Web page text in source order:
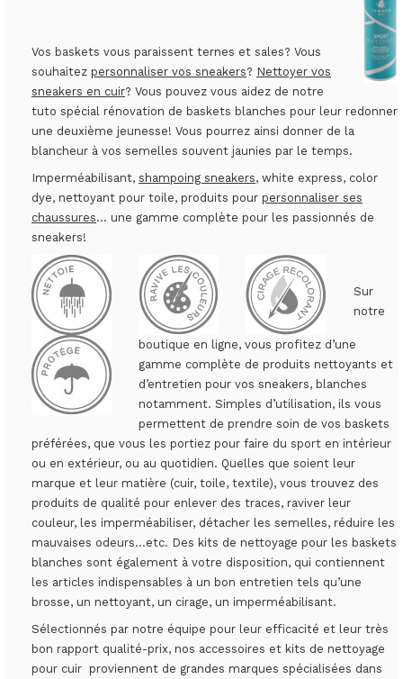
Vos baskets vous paraissent ternes et sales? Vous
souhaitez personnaliser vos sneakers? Nettoyer vos
sneakers en cuir? Vous pouvez vous aidez de notre
tuto spécial rénovation de baskets blanches pour leur redonner
une deuxième jeunesse! Vous pourrez ainsi donner de la
blancheur à vos semelles souvent jaunies par le temps.
Imperméabilisant, shampoing sneakers, white express, color
dye, nettoyant pour toile, produits pour personnaliser ses
chaussures... une gamme complète pour les passionnés de
sneakers!
Sur
notre
boutique en ligne, vous profitez d’une
gamme complète de produits nettoyants et
d’entretien pour vos sneakers, blanches
notamment. Simples d’utilisation, ils vous
permettent de prendre soin de vos baskets
préférées, que vous les portiez pour faire du sport en intérieur
ou en extérieur, ou au quotidien. Quelles que soient leur
marque et leur matière (cuir, toile, textile), vous trouvez des
produits de qualité pour enlever des traces, raviver leur
couleur, les imperméabiliser, détacher les semelles, réduire les
mauvaises odeurs…etc. Des kits de nettoyage pour les baskets
blanches sont également à votre disposition, qui contiennent
les articles indispensables à un bon entretien tels qu’une
brosse, un nettoyant, un cirage, un imperméabilisant.
Sélectionnés par notre équipe pour leur efficacité et leur très
bon rapport qualité-prix, nos accessoires et kits de nettoyage
pour cuir proviennent de grandes marques spécialisées dans